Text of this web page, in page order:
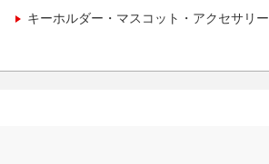
キーホルダー・マスコット・アクセサリー